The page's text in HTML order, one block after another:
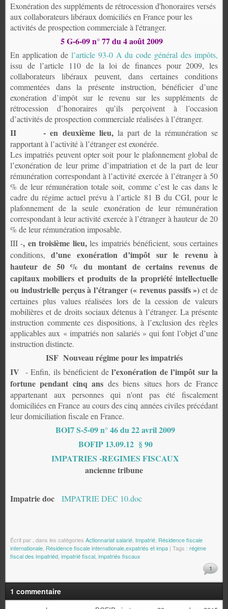
Exonération des suppléments de rétrocession d'honoraires versés
aux collaborateurs libéraux domiciliés en France pour les
activités de prospection commerciale à l'étranger.
5 G-6-09 n° 77 du 4 août 2009
En application de l’article 93-0 A du code général des impôts,
issu de l’article 110 de la loi de finances pour 2009, les
collaborateurs libéraux peuvent, dans certaines conditions
commentées dans la présente instruction, bénéficier d’une
exonération d’impôt sur le revenu sur les suppléments de
rétrocession d’honoraires qu’ils perçoivent à l’occasion
d’activités de prospection commerciale réalisées à l’étranger.
II- en deuxième lieu,la part de la rémunération se
rapportant à l’activité à l’étranger est exonérée.
Les impatriés peuvent opter soit pour le plafonnement global de
l’exonération de leur prime d’impatriation et de la part de leur
rémunération correspondant à l’activité exercée à l’étranger à 50
% de leur rémunération totale soit, comme c’est le cas dans le
cadre du régime actuel prévu à l’article 81 B du CGI, pour le
plafonnement de la seule exonération de leur rémunération
correspondant à leur activité exercée à l’étranger à hauteur de 20
% de leur rémunération imposable.
III -, en troisième lieu,les impatriés bénéficient, sous certaines
conditions,d’une exonération d’impôt sur le revenu à
hauteur de 50 % du montant de certains revenus de
capitaux mobiliers et produits de la propriété intellectuelle
ou industrielle perçus à l’étranger (« revenus passifs »)et de
certaines plus values réalisées lors de la cession de valeurs
mobilières et de droits sociaux détenus à l’étranger. La présente
instruction commente ces dispositions, à l’exclusion des règles
applicables aux « impatriés non salariés » qui font l’objet d’une
instruction distincte.
ISF Nouveau régime pour les impatriés
IV - Enfin, ils bénéficient del’exonération de l’impôt sur la
fortunependant cinq ans des biens situes hors de France
appartenant aux personnes qui n'ont pas été fiscalement
domiciliées en France au cours des cinq années civiles précédant
leur domiciliation fiscale en France.
BOI7 S-5-09 n° 46 du 22 avril 2009
BOFIP 13.09.12 § 90
IMPATRIES -REGIMES FISCAUX
ancienne tribune
Impatrie doc IMPATRIE DEC 10.doc
Écrit par . dans les catégories Actionnariat salarié, Impatrié, Résidence fiscale
internationale, Résidence fiscale internationale,expatriés et impa | Tags : régime
fiscal des impatriéd, impatrié fiscal, impatriés fiscaux
1
1 commentaire